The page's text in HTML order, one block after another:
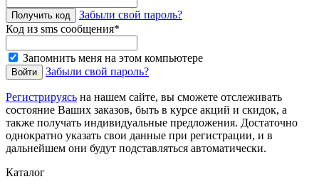
Забыли свой пароль?
Код из sms сообщения*
Запомнить меня на этом компьютере
Забыли свой пароль?
Регистрируясь на нашем сайте, вы сможете отслеживать
состояние Ваших заказов, быть в курсе акций и скидок, а
также получать индивидуальные предложения. Достаточно
однократно указать свои данные при регистрации, и в
дальнейшем они будут подставляться автоматически.
Каталог